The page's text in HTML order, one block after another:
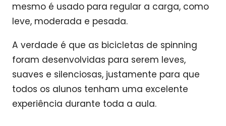
mesmo é usado para regular a carga, como
leve, moderada e pesada.
A verdade é que as bicicletas de spinning
foram desenvolvidas para serem leves,
suaves e silenciosas, justamente para que
todos os alunos tenham uma excelente
experiência durante toda a aula.